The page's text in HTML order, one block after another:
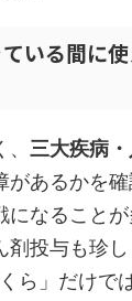
いる間に
三大疾病
あるかを確
になること
投与も珍し
ら」だけで